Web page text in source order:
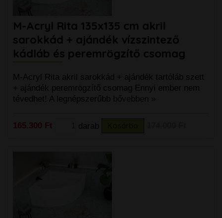
M-Acryl Rita 135x135 cm akril
sarokkád + ajándék vízszintező
kádláb és peremrögzítő csomag
M-Acryl Rita akril sarokkád + ajándék tartóláb szett
+ ajándék peremrögzítő csomag Ennyi ember nem
tévedhet! A legnépszerűbb bővebben »
165.300 Ft darab